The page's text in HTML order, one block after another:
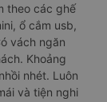
theo các ghế
ổ cắm usb,
vách ngăn
Khoảng
nhét. Luôn
và tiện nghi